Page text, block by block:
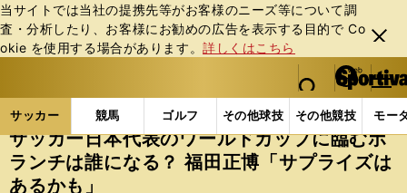
当サイトでは当社の提携先等がお客様のニーズ等について調
査・分析したり、お客様にお勧めの広告を表⽰する⽬的で Co
okie を使⽤する場合があります。詳しくはこちら
閉じ
る
web Sportiva (webスポルティーバ)
検索
マイペ
ー
ジ
メニュ
サッカー 競馬 ゴルフ その他球技 その他競技 モー
ス
ポ
ル
テ
サッカーの記事一覧 サッカー代表 日本代表 サ
サッカー日本代表のワールドカップに臨むボ
ランチは誰になる？ 福田正博「サプライズは
あるかも」